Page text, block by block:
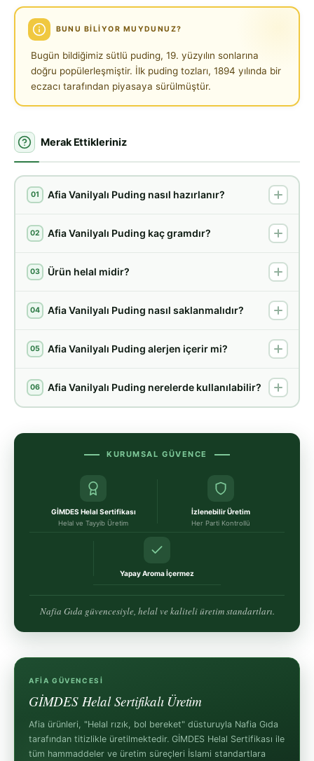
BUNU BILIYOR MUYDUNUZ?
Bugün bildiğimiz sütlü puding, 19. yüzyılın sonlarına
doğru popülerleşmiştir. İlk puding tozları, 1894 yılında bir
eczacı tarafından piyasaya sürülmüştür.
Merak Ettikleriniz
01 Afia Vanilyalı Puding nasıl hazırlanır?
02 Afia Vanilyalı Puding kaç gramdır?
03 Ürün helal midir?
04 Afia Vanilyalı Puding nasıl saklanmalıdır?
05 Afia Vanilyalı Puding alerjen içerir mi?
06 Afia Vanilyalı Puding nerelerde kullanılabilir?
KURUMSAL GÜVENCE
GİMDES Helal Sertifikası
Helal ve Tayyib Üretim
İzlenebilir Üretim
Her Parti Kontrollü
Yapay Aroma İçermez
Nafia Gıda güvencesiyle, helal ve kaliteli üretim standartları.
AFIA GÜVENCESI
GİMDES Helal Sertifikalı Üretim
Afia ürünleri, "Helal rızık, bol bereket" düsturuyla Nafia Gıda
tarafından titizlikle üretilmektedir. GİMDES Helal Sertifikası ile
tüm hammaddeler ve üretim süreçleri İslami standartlara